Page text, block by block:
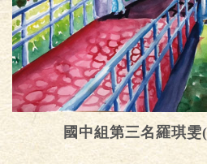
國中組第三名羅琪